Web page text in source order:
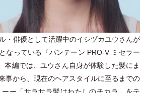
・ 俳優として活躍中のイシヅカユウさんが
なっている『パンテーン PRO-V ミセラー
本編では、ユウさん自身が体験した髪にま
事から、現在のヘアスタイルに至るまでの
ーー 「サラサラ髪はわたしのチカラ 」 をテ